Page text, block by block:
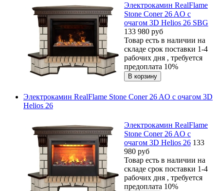
Электрокамин RealFlame
Stone Coner 26 AO с
очагом 3D Helios 26 SBG
133 980 руб
Товар есть в наличии на
складе срок поставки 1-4
рабочих дня , требуется
предоплата 10%
Электрокамин RealFlame Stone Coner 26 AO с очагом 3D
Helios 26
Электрокамин RealFlame
Stone Coner 26 AO с
очагом 3D Helios 26 133
980 руб
Товар есть в наличии на
складе срок поставки 1-4
рабочих дня , требуется
предоплата 10%